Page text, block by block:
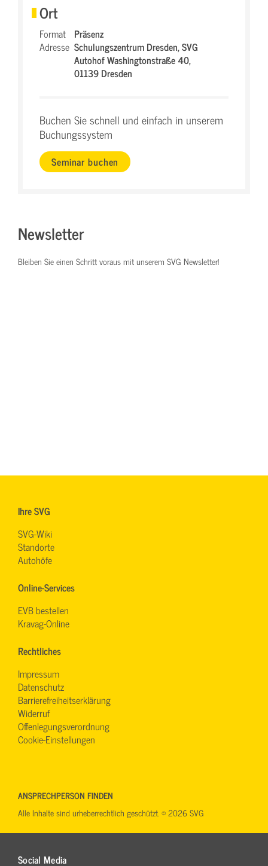
Ort
Format Präsenz
Adresse Schulungszentrum Dresden,SVG
Autohof Washingtonstraße 40,
01139 Dresden
Buchen Sie schnell und einfach in unserem
Buchungssystem
Seminar buchen
Newsletter
Bleiben Sie einen Schritt voraus mit unserem SVG Newsletter!
Ihre SVG
SVG-Wiki
Standorte
Autohöfe
Online-Services
EVB bestellen
Kravag-Online
Rechtliches
Impressum
Datenschutz
Barrierefreiheitserklärung
Widerruf
Offenlegungsverordnung
Cookie-Einstellungen
Social Media
ANSPRECHPERSON FINDEN
Alle Inhalte sind urheberrechtlich geschützt. © 2026 SVG